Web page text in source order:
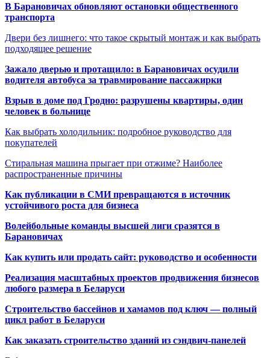
В Барановичах обновляют остановки общественного
транспорта
Двери без лишнего: что такое скрытый монтаж и как выбрать
подходящее решение
Зажало дверью и протащило: в Барановичах осудили
водителя автобуса за травмирование пассажирки
Взрыв в доме под Гродно: разрушены квартиры, один
человек в больнице
Как выбрать холодильник: подробное руководство для
покупателей
Стиральная машина прыгает при отжиме? Наиболее
распространенные причины
Как публикации в СМИ превращаются в источник
устойчивого роста для бизнеса
Волейбольные команды высшей лиги сразятся в
Барановичах
Как купить или продать сайт: руководство и особенности
Реализация масштабных проектов продвижения бизнесов
любого размера в Беларуси
Строительство бассейнов и хамамов под ключ — полный
цикл работ в Беларуси
Как заказать строительство зданий из сэндвич-панелей